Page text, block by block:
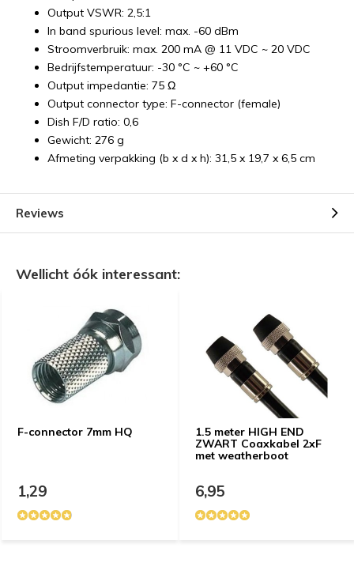
Output VSWR: 2,5:1
In band spurious level: max. -60 dBm
Stroomverbruik: max. 200 mA @ 11 VDC ~ 20 VDC
Bedrijfstemperatuur: -30 °C ~ +60 °C
Output impedantie: 75 Ω
Output connector type: F-connector (female)
Dish F/D ratio: 0,6
Gewicht: 276 g
Afmeting verpakking (b x d x h): 31,5 x 19,7 x 6,5 cm
Reviews
Wellicht óók interessant:
F-connector 7mm HQ
1,29
1.5 meter HIGH END
ZWART Coaxkabel 2xF
met weatherboot
6,95